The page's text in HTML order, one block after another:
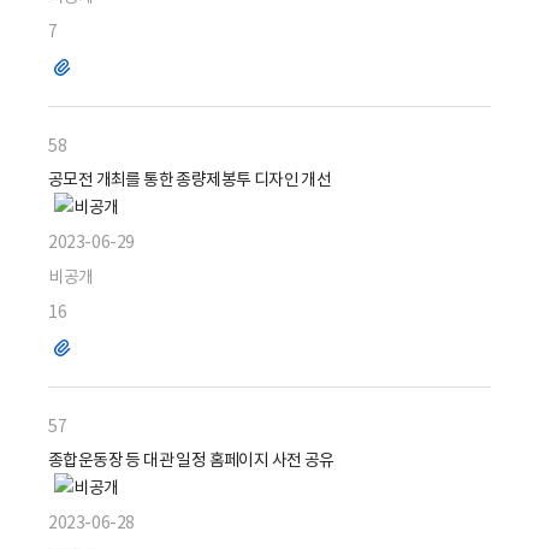
7
파
58
공모전 개최를 통한 종량제봉투 디자인 개선
2023-06-29
비공개
16
파
57
종합운동장 등 대관 일정 홈페이지 사전 공유
2023-06-28